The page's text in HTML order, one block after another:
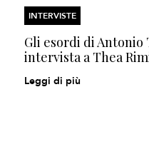
INTERVISTE
Gli esordi di Antonio
intervista a Thea
Leggi di più